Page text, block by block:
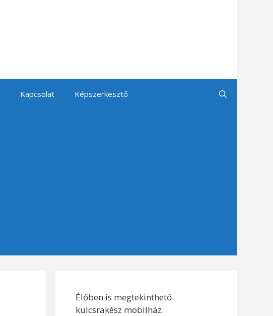
Kapcsolat Képszerkesztő
Élőben is megtekinthető
kulcsrakész mobilház: